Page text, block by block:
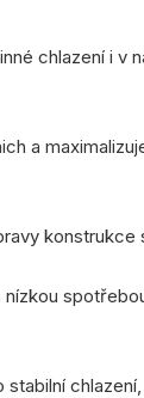
chlazení i v
a
konstrukce